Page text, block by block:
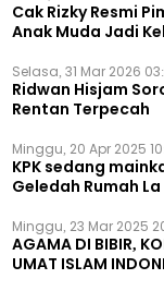
Cak Rizky Resmi
Anak Muda Jadi
Selasa, 31 Mar 2026
Ridwan Hisjam
Rentan Terpecah
Minggu, 20 Apr 2025
KPK sedang
Geledah Rumah
Minggu, 23 Mar 2025
AGAMA DI BIBIR,
UMAT ISLAM